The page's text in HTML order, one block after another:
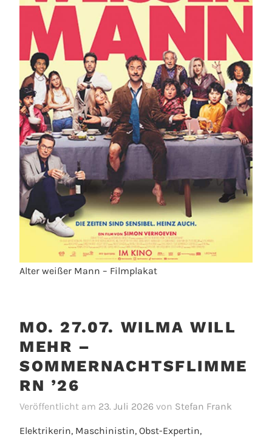
Alter weißer Mann – Filmplakat
MO. 27.07. WILMA WILL
MEHR –
SOMMERNACHTSFLIMME
RN ’26
Veröffentlicht am 23. Juli 2026 von Stefan Frank
Elektrikerin, Maschinistin, Obst-Expertin,